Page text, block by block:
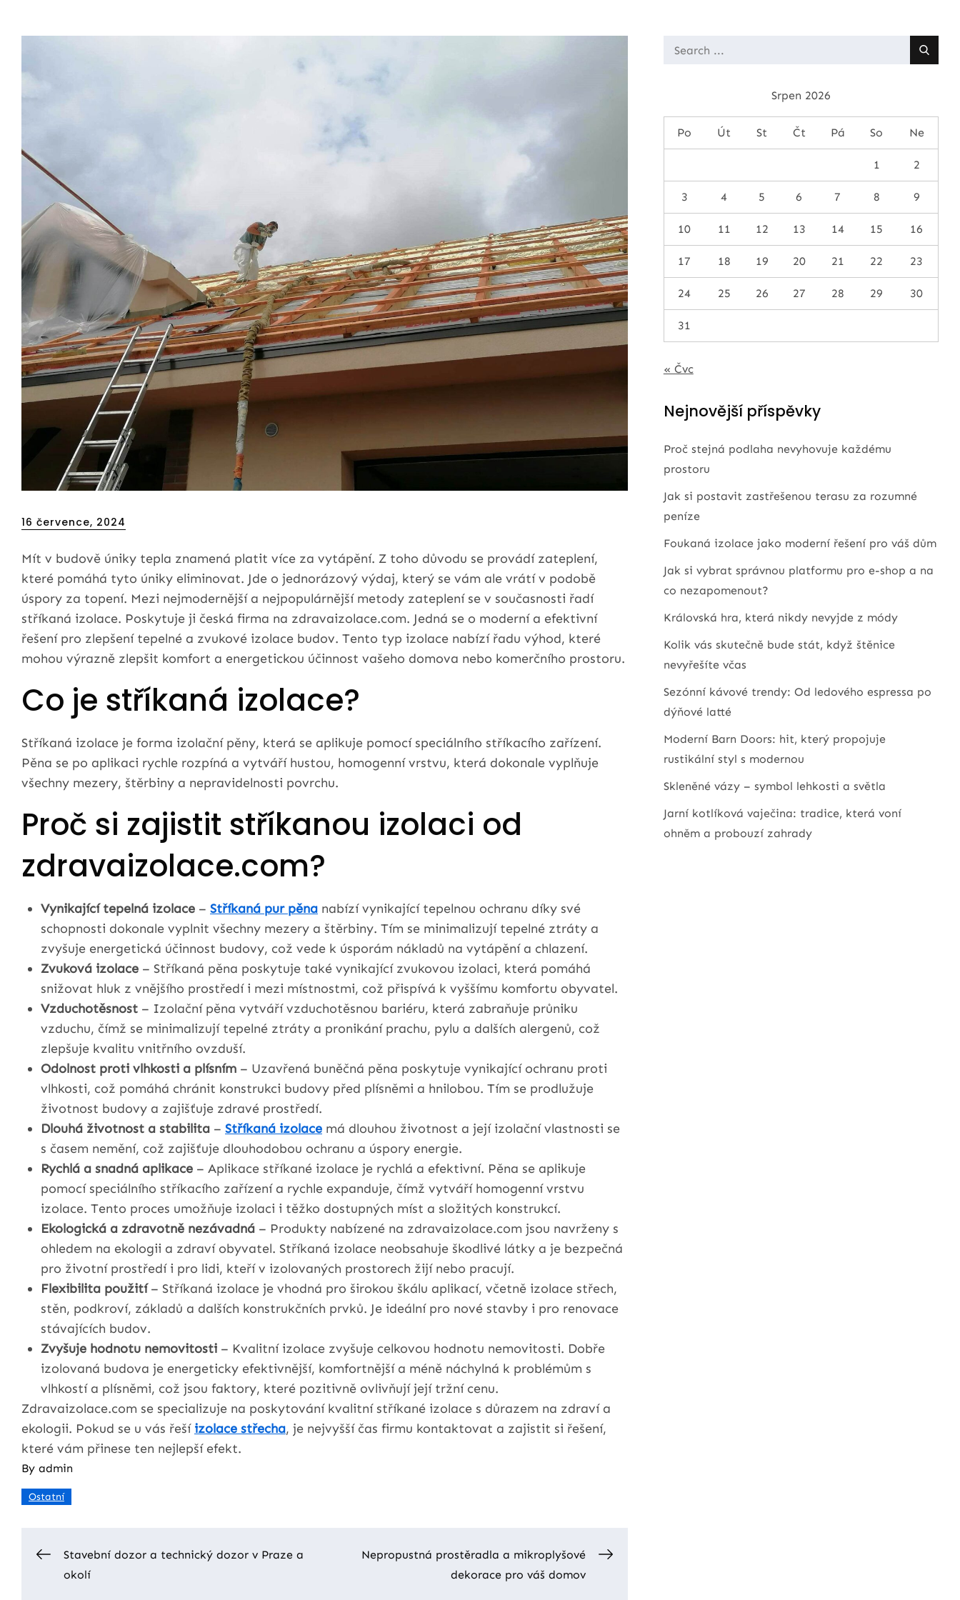
Posted
16 července, 2024
Mít v budově úniky tepla znamená platit více za vytápění. Z toho důvodu se provádí zateplení,
které pomáhá tyto úniky eliminovat. Jde o jednorázový výdaj, který se vám ale vrátí v podobě
úspory za topení. Mezi nejmodernější a nejpopulárnější metody zateplení se v současnosti řadí
stříkaná izolace. Poskytuje ji česká firma na zdravaizolace.com. Jedná se o moderní a efektivní
řešení pro zlepšení tepelné a zvukové izolace budov. Tento typ izolace nabízí řadu výhod, které
mohou výrazně zlepšit komfort a energetickou účinnost vašeho domova nebo komerčního prostoru.
Co je stříkaná izolace?
Stříkaná izolace je forma izolační pěny, která se aplikuje pomocí speciálního stříkacího zařízení.
Pěna se po aplikaci rychle rozpíná a vytváří hustou, homogenní vrstvu, která dokonale vyplňuje
všechny mezery, štěrbiny a nepravidelnosti povrchu.
Proč si zajistit stříkanou izolaci od
zdravaizolace.com?
Vynikající tepelná izolace – Stříkaná pur pěna nabízí vynikající tepelnou ochranu díky své
schopnosti dokonale vyplnit všechny mezery a štěrbiny. Tím se minimalizují tepelné ztráty a
zvyšuje energetická účinnost budovy, což vede k úsporám nákladů na vytápění a chlazení.
Zvuková izolace – Stříkaná pěna poskytuje také vynikající zvukovou izolaci, která pomáhá
snižovat hluk z vnějšího prostředí i mezi místnostmi, což přispívá k vyššímu komfortu obyvatel.
Vzduchotěsnost – Izolační pěna vytváří vzduchotěsnou bariéru, která zabraňuje průniku
vzduchu, čímž se minimalizují tepelné ztráty a pronikání prachu, pylu a dalších alergenů, což
zlepšuje kvalitu vnitřního ovzduší.
Odolnost proti vlhkosti a plísním – Uzavřená buněčná pěna poskytuje vynikající ochranu proti
vlhkosti, což pomáhá chránit konstrukci budovy před plísněmi a hnilobou. Tím se prodlužuje
životnost budovy a zajišťuje zdravé prostředí.
Dlouhá životnost a stabilita – Stříkaná izolace má dlouhou životnost a její izolační vlastnosti se
s časem nemění, což zajišťuje dlouhodobou ochranu a úspory energie.
Rychlá a snadná aplikace – Aplikace stříkané izolace je rychlá a efektivní. Pěna se aplikuje
pomocí speciálního stříkacího zařízení a rychle expanduje, čímž vytváří homogenní vrstvu
izolace. Tento proces umožňuje izolaci i těžko dostupných míst a složitých konstrukcí.
Ekologická a zdravotně nezávadná – Produkty nabízené na zdravaizolace.com jsou navrženy s
ohledem na ekologii a zdraví obyvatel. Stříkaná izolace neobsahuje škodlivé látky a je bezpečná
pro životní prostředí i pro lidi, kteří v izolovaných prostorech žijí nebo pracují.
Flexibilita použití– Stříkaná izolace je vhodná pro širokou škálu aplikací, včetně izolace střech,
stěn, podkroví, základů a dalších konstrukčních prvků. Je ideální pro nové stavby i pro renovace
stávajících budov.
Zvyšuje hodnotu nemovitosti – Kvalitní izolace zvyšuje celkovou hodnotu nemovitosti. Dobře
izolovaná budova je energeticky efektivnější, komfortnější a méně náchylná k problémům s
vlhkostí a plísněmi, což jsou faktory, které pozitivně ovlivňují její tržní cenu.
Zdravaizolace.com se specializuje na poskytování kvalitní stříkané izolace s důrazem na zdraví a
ekologii. Pokud se u vás řeší izolace střecha, je nejvyšší čas firmu kontaktovat a zajistit si řešení,
které vám přinese ten nejlepší efekt.
By admin
Ostatní
Navigace
Stavební dozor a technický dozor v Praze a
okolí
Nepropustná prostěradla a mikroplyšové
dekorace pro váš domov
Search
Srpen 2026
Po Út St Čt Pá So Ne
1 2
3 4 5 6 7 8 9
10 11 12 13 14 15 16
17 18 19 20 21 22 23
24 25 26 27 28 29 30
31
« Čvc
Nejnovější příspěvky
Proč stejná podlaha nevyhovuje každému
prostoru
Jak si postavit zastřešenou terasu za rozumné
peníze
Foukaná izolace jako moderní řešení pro váš dům
Jak si vybrat správnou platformu pro e-shop a na
co nezapomenout?
Královská hra, která nikdy nevyjde z módy
Kolik vás skutečně bude stát, když štěnice
nevyřešíte včas
Sezónní kávové trendy: Od ledového espressa po
dýňové latté
Moderní Barn Doors: hit, který propojuje
rustikální styl s modernou
Skleněné vázy – symbol lehkosti a světla
Jarní kotlíková vaječina: tradice, která voní
ohněm a probouzí zahrady